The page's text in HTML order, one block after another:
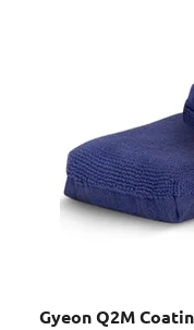
Gyeon Q2M